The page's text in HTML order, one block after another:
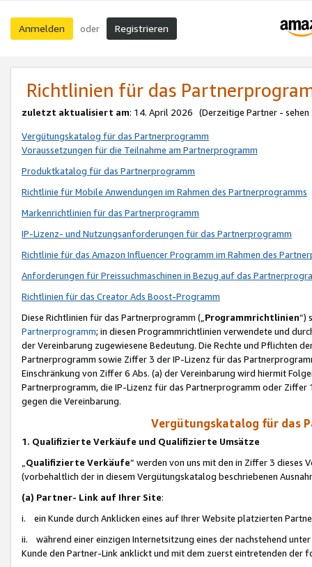
Anmelden oder Registrieren
Richtlinien für das
zuletzt aktualisiert am: 14. April 2026 (Derzeitige Partner - sehen
Vergütungskatalog für das Partnerprogramm
Voraussetzungen für die Teilnahme am Partnerprogramm
Produktkatalog für das Partnerprogramm
Richtlinie für Mobile Anwendungen im Rahmen des Partnerprogramms
Markenrichtlinien für das Partnerprogramm
IP-Lizenz- und Nutzungsanforderungen für das Partnerprogramm
Richtlinie für das Amazon Influencer Programm im Rahmen des
Anforderungen für Preissuchmaschinen in Bezug auf das
Richtlinien für das Creator Ads Boost-Programm
Diese Richtlinien für das Partnerprogramm („Programmrichtlinien“)
Partnerprogramm; in diesen Programmrichtlinien verwendete und
der Vereinbarung zugewiesene Bedeutung. Die Rechte und Pflichten
Partnerprogramm sowie Ziffer 3 der IP-Lizenz für das
Einschränkung von Ziffer 6 Abs. (a) der Vereinbarung wird hiermit
Partnerprogramm, die IP-Lizenz für das Partnerprogramm oder
gegen die Vereinbarung.
Vergütungskatalog für das
1. Qualifizierte Verkäufe und Qualifizierte Umsätze
Qualifizierte Verkäufe“ werden von uns mit den in Ziffer 3
(vorbehaltlich der in diesem Vergütungskatalog beschriebenen
(a) Partner- Link auf Ihrer Site:
i. ein Kunde durch Anklicken eines auf Ihrer Website platzierten
ii. während einer einzigen Internetsitzung eines der nachstehend
Kunde den Partner-Link anklickt und mit dem zuerst eintretenden der